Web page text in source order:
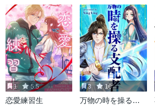
1 5.5
恋愛練習生
3 10
万物の時を操る支